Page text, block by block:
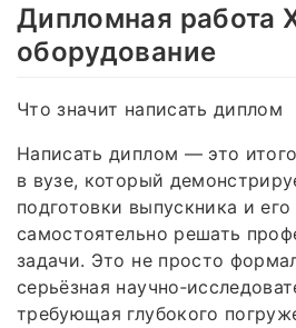
Дипломная работа
оборудование
Что значит написать диплом
Написать диплом — это
в вузе, который
подготовки выпускника и
самостоятельно решать
задачи. Это не просто
серьёзная
требующая глубокого